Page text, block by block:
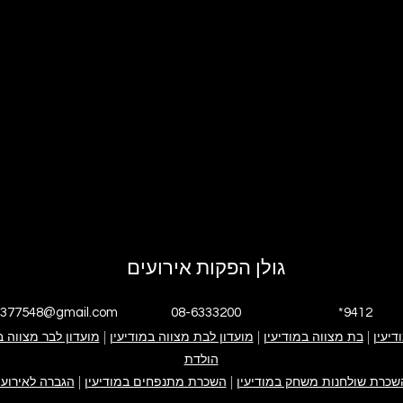
גולן הפקות אירועים
08-6333200 *9412
אנחנו גולן הפקות אירועים אירוע בת מצווה אירוע בר מצווה ימי
קייטנה במודיעין
|בת מצווה במודיעין מועדון לבת מצווה במודיעין מועדון לבר מצווה
הולדת
שולחנות משחק במודיעין השכרת מתנפחים במודיעין הגברה